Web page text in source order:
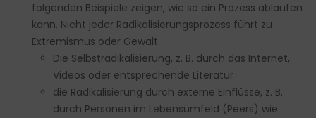
folgenden Beispiele zeigen, wie so ein Prozess ablaufen
kann. Nicht jeder Radikalisierungsprozess führt zu
Extremismus oder Gewalt.
Die Selbstradikalisierung, z. B. durch das Internet,
Videos oder entsprechende Literatur
die Radikalisierung durch externe Einflüsse, z. B.
durch Personen im Lebensumfeld (Peers) wie